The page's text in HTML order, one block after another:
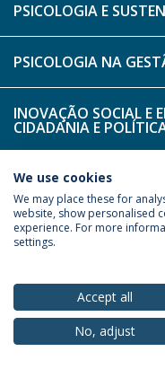
PSICOLOGIA E
PSICOLOGIA NA
INOVAÇÃO SOCIAL E
CIDADANIA E
TRADUÇÃO
Política de
© 2026
We use cookies
We may place these for
website, show personalised
experience. For more
settings.
Accept all
No, adjust